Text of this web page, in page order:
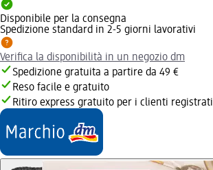
Disponibile per la consegna
Spedizione standard in 2-5 giorni lavorativi
Verifica la disponibilità in un negozio dm
Spedizione gratuita a partire da 49 €
Reso facile e gratuito
Ritiro express gratuito per i clienti registrati